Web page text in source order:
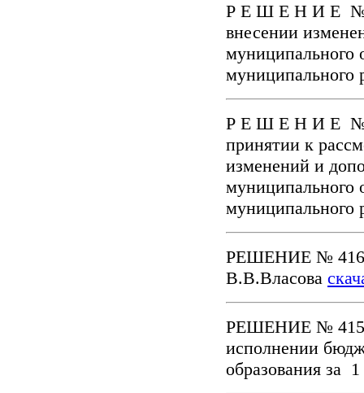
Р Е Ш Е Н И Е №
внесении
муниципального
муниципального
Р Е Ш Е Н И Е №
принятии к
изменений и
муниципального
муниципального
РЕШЕНИЕ № 416-
В.В.Власова
РЕШЕНИЕ № 415-
исполнении
образования за